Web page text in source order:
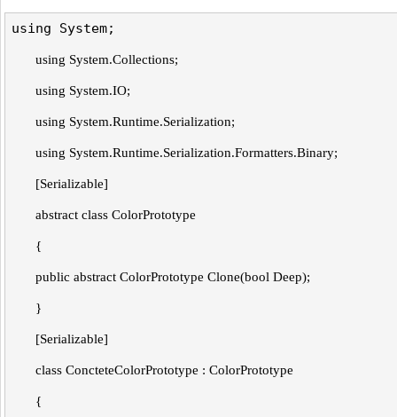
using System;
using System.Collections;
using System.IO;
using System.Runtime.Serialization;
using System.Runtime.Serialization.Formatters.Binary;
[Serializable]
abstract class ColorPrototype
{
public abstract ColorPrototype Clone(bool Deep);
}
[Serializable]
class ConcteteColorPrototype : ColorPrototype
{